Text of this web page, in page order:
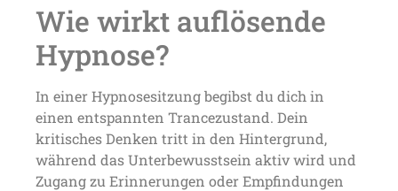
Wie wirkt auflösende
Hypnose?
In einer Hypnosesitzung begibst du dich in
einen entspannten Trancezustand. Dein
kritisches Denken tritt in den Hintergrund,
während das Unterbewusstsein aktiv wird und
Zugang zu Erinnerungen oder Empfindungen